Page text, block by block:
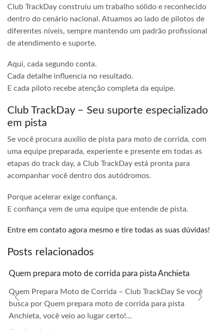
Club TrackDay construiu um trabalho sólido e reconhecido
dentro do cenário nacional. Atuamos ao lado de pilotos de
diferentes níveis, sempre mantendo um padrão profissional
de atendimento e suporte.
Aqui, cada segundo conta.
Cada detalhe influencia no resultado.
E cada piloto recebe atenção completa da equipe.
Club TrackDay – Seu suporte especializado
em pista
Se você procura auxílio de pista para moto de corrida, com
uma equipe preparada, experiente e presente em todas as
etapas do track day, a Club TrackDay está pronta para
acompanhar você dentro dos autódromos.
Porque acelerar exige confiança.
E confiança vem de uma equipe que entende de pista.
Entre em contato agora mesmo e tire todas as suas dúvidas!
Posts relacionados
Quem prepara moto de corrida para pista Anchieta
Quem Prepara Moto de Corrida – Club TrackDay Se você
busca por Quem prepara moto de corrida para pista
Anchieta, você veio ao lugar certo!...